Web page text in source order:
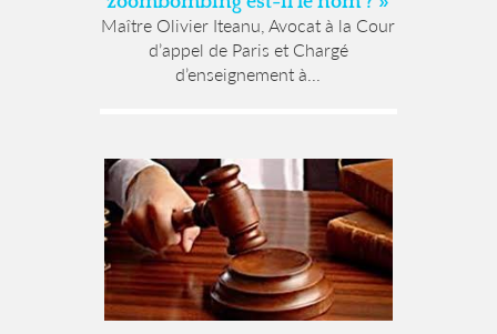
Maître Olivier Iteanu, Avocat à la Cour
d’appel de Paris et Chargé
d’enseignement à...